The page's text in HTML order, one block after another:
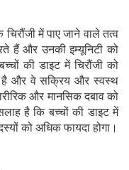
में पाए जाने वाले तत्व
हैं और उनकी इम्यूनिटी को
की डाइट में चिरौंजी को
है और वे सक्रिय और स्वस्थ
और मानसिक दबाव को
है कि बच्चों की डाइट में
को अधिक फायदा होगा।